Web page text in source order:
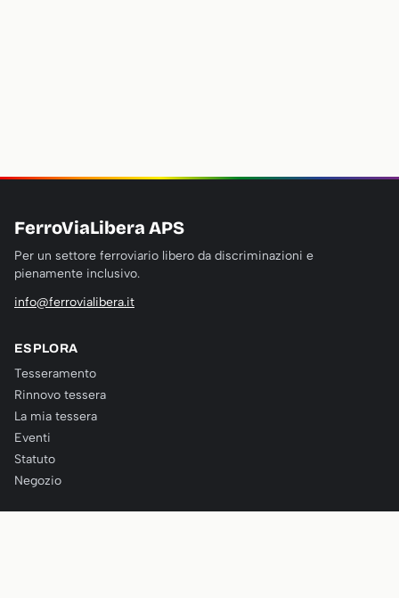
FerroViaLibera APS
Per un settore ferroviario libero da discriminazioni e
pienamente inclusivo.
info@ferrovialibera.it
ESPLORA
Tesseramento
Rinnovo tessera
La mia tessera
Eventi
Statuto
Negozio